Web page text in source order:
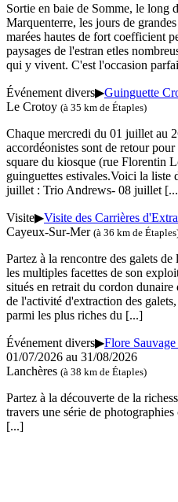
Sortie en baie de Somme, le long
Marquenterre, les jours de
marées hautes de fort coefficient
paysages de l'estran etles
qui y vivent. C'est l'occasion
Événement divers▶Guinguette
Le Crotoy (à 35 km de Étaples)
Chaque mercredi du 01 juillet au
accordéonistes sont de retour
square du kiosque (rue Florentin
guinguettes estivales.Voici la liste
juillet : Trio Andrews- 08 juillet
Visite▶Visite des Carrières
Cayeux-Sur-Mer (à 36 km de
Partez à la rencontre des galets
les multiples facettes de son
situés en retrait du cordon
de l'activité d'extraction des
parmi les plus riches du [...]
Événement divers▶Flore
01/07/2026 au 31/08/2026
Lanchères (à 38 km de Étaples)
Partez à la découverte de la
travers une série de
[...]